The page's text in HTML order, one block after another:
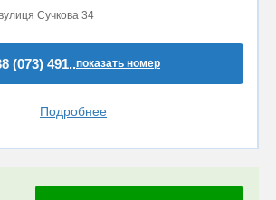
Сучкова 34
(073) 491..показать номер
Подробнее